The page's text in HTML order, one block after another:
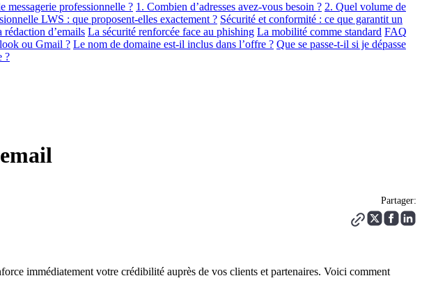
messagerie professionnelle ? 1. Combien d’adresses avez-vous besoin ? 2. Quel volume de
LWS : que proposent-elles exactement ? Sécurité et conformité : ce que garantit un
rédaction d’emails La sécurité renforcée face au phishing La mobilité comme standard FAQ
ou Gmail ? Le nom de domaine est-il inclus dans l’offre ? Que se passe-t-il si je dépasse
?
Partager:
immédiatement votre crédibilité auprès de vos clients et partenaires. Voici comment